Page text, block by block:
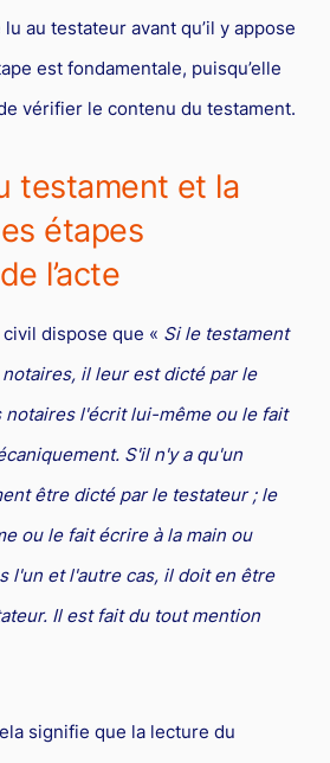
et du dommage corporel
au testateur avant qu’il y appose
est fondamentale, puisqu’elle
vérifier le contenu du testament.
testament et la
étapes
l’acte
dispose que « Si le testament
il leur est dicté par le
notaires l'écrit lui-même ou le fait
S'il n'y a qu'un
être dicté par le testateur ; le
ou le fait écrire à la main ou
l'un et l'autre cas, il doit en être
Il est fait du tout mention
signifie que la lecture du